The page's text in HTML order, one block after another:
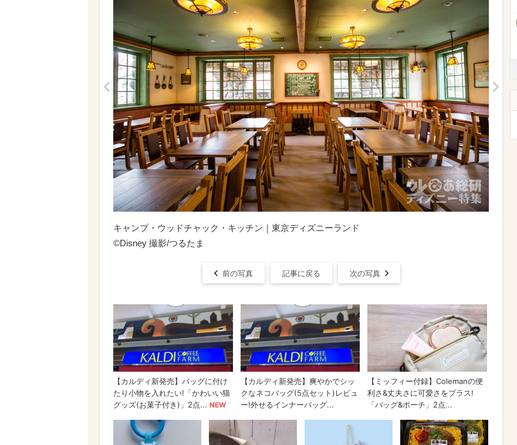
キャンプ・ウッドチャック・キッチン｜東京ディズニーランド
©Disney 撮影/つるたま
前の写真 記事に戻る 次の写真